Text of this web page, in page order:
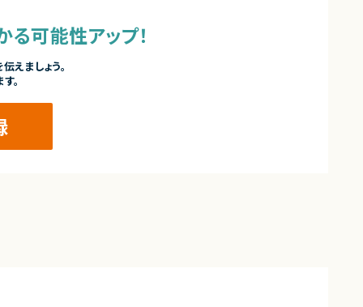
可能性アップ！
えましょう。
。